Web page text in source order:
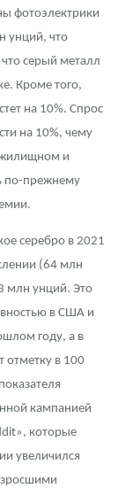
фотоэлектрики
унций, что
серый металл
Кроме того,
на 10%. Спрос
на 10%, чему
жилищном и
по-прежнему
серебро в 2021
(64 млн
млн унций. Это
в США и
году, а в
отметку в 100
кампанией
которые
увеличился